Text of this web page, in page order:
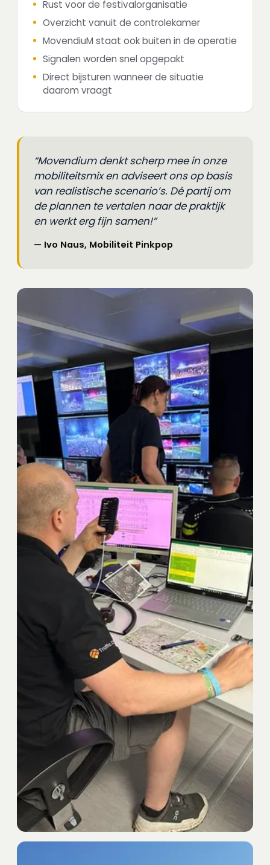
Rust voor de festivalorganisatie
Overzicht vanuit de controlekamer
MovendiuM staat ook buiten in de operatie
Signalen worden snel opgepakt
Direct bijsturen wanneer de situatie
daarom vraagt
Movendium denkt scherp mee in onze
mobiliteitsmix en adviseert ons op basis
van realistische scenario’s. Dé partij om
de plannen te vertalen naar de praktijk
en werkt erg fijn samen!
— Ivo Naus, Mobiliteit Pinkpop